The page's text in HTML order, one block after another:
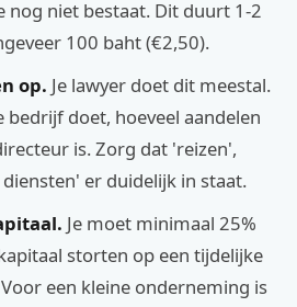
nog niet bestaat. Dit duurt 1-2
100 baht (€2,50).
op. Je lawyer doet dit meestal.
bedrijf doet, hoeveel aandelen
is. Zorg dat 'reizen',
er duidelijk in staat.
Je moet minimaal 25%
storten op een tijdelijke
een kleine onderneming is